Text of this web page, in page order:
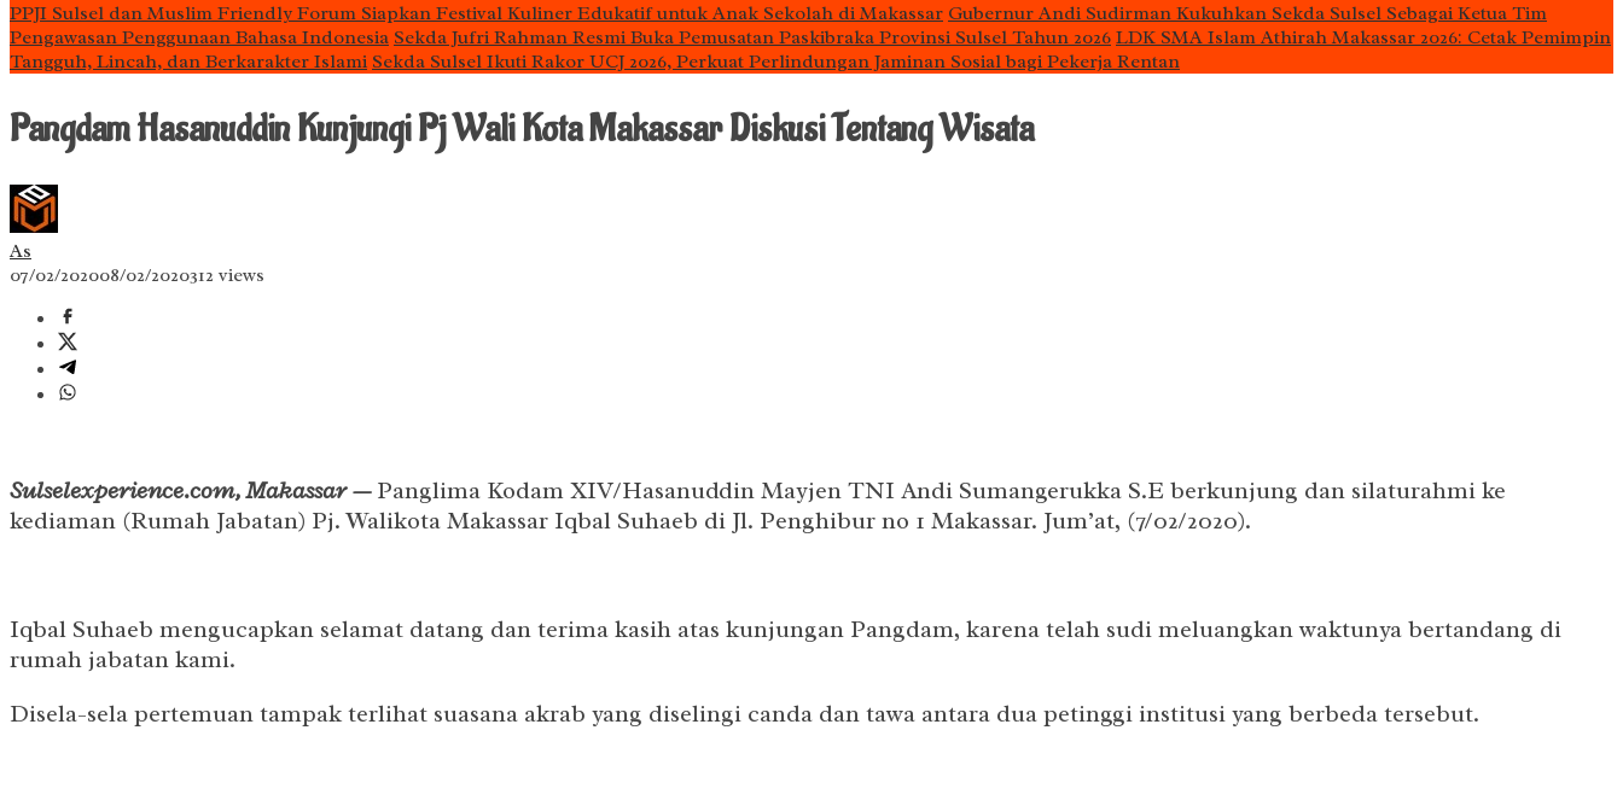
PPJI Sulsel dan Muslim Friendly Forum Siapkan Festival Kuliner Edukatif untuk Anak Sekolah di Makassar Gubernur Andi Sudirman Kukuhkan Sekda Sulsel Sebagai Ketua Tim
Pengawasan Penggunaan Bahasa Indonesia Sekda Jufri Rahman Resmi Buka Pemusatan Paskibraka Provinsi Sulsel Tahun 2026 LDK SMA Islam Athirah Makassar 2026: Cetak Pemimpin
Tangguh, Lincah, dan Berkarakter Islami Sekda Sulsel Ikuti Rakor UCJ 2026, Perkuat Perlindungan Jaminan Sosial bagi Pekerja Rentan
Pangdam Hasanuddin Kunjungi Pj Wali Kota Makassar Diskusi Tentang Wisata
As
07/02/202008/02/2020312 views
Sulselexperience.com, Makassar — Panglima Kodam XIV/Hasanuddin Mayjen TNI Andi Sumangerukka S.E berkunjung dan silaturahmi ke
kediaman (Rumah Jabatan) Pj. Walikota Makassar Iqbal Suhaeb di Jl. Penghibur no 1 Makassar. Jum’at, (7/02/2020).
Iqbal Suhaeb mengucapkan selamat datang dan terima kasih atas kunjungan Pangdam, karena telah sudi meluangkan waktunya bertandang di
rumah jabatan kami.
Disela-sela pertemuan tampak terlihat suasana akrab yang diselingi canda dan tawa antara dua petinggi institusi yang berbeda tersebut.